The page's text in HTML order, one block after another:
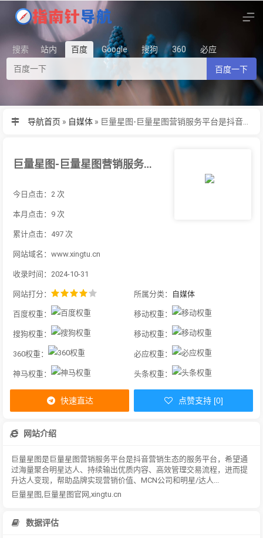
搜索 站内 百度 Google 搜狗 360 必应
百度一下
导航首页 » 自媒体 »
巨量星图-巨量星图营销服务平台是抖音营销生态的服务平台，希望通过海量聚
今日点击：2 次
本月点击：9 次
累计点击：497 次
网站域名：www.xingtu.cn
收录时间：2024-10-31
网站打分： 所属分类： 自媒体
百度权重： 移动权重：
搜狗权重： 移动权重：
360权重： 必应权重：
神马权重： 头条权重：
快速直达 点赞支持 [0]
网站介绍
巨量星图是巨量星图营销服务平台是抖音营销生态的服务平台，希望通
过海量聚合明星达人、持续输出优质内容、高效管理交易流程，进而提
升达人变现，帮助品牌实现营销价值、MCN公司和明星/达人...
巨量星图,巨量星图官网,xingtu.cn
数据评估